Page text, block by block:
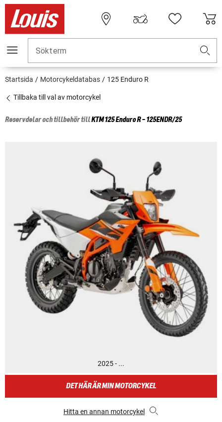
Sökterm
Startsida Motorcykeldatabas 125 Enduro R
Tillbaka till val av motorcykel
Reservdelar och tillbehör tillKTM125 Enduro R - 125ENDR/25
2025 - ...
DET HÄR ÄR MIN MOTORCYKEL
Hitta en annan motorcykel